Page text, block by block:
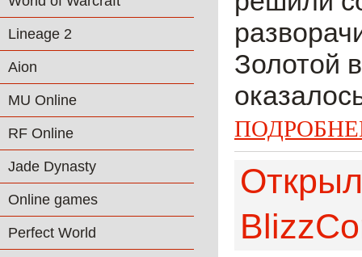
Lineage 2
Aion
MU Online
RF Online
Jade Dynasty
Online games
Perfect World
Золотой